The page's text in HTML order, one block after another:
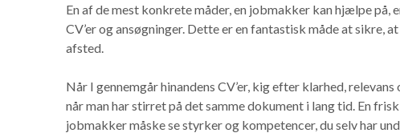
En af de mest konkrete måder, en jobmakker kan hjælpe på,
CV’er og ansøgninger. Dette er en fantastisk måde at sikre,
afsted.
Når I gennemgår hinandens CV’er, kig efter klarhed,
når man har stirret på det samme dokument i lang tid. En
jobmakker måske se styrker og kompetencer, du selv har